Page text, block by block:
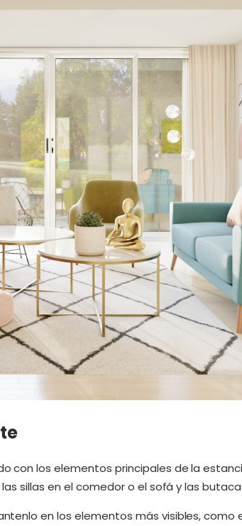
con los elementos principales de la
sillas en el comedor o el sofá y las
en los elementos más visibles, como